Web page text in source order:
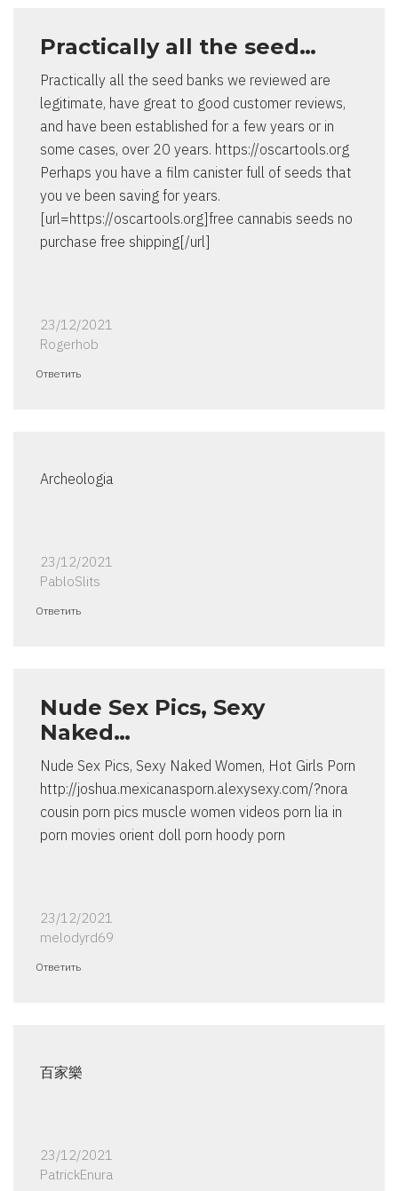
Practically all the seed…
Practically all the seed banks we reviewed are
legitimate, have great to good customer reviews,
and have been established for a few years or in
some cases, over 20 years. https://oscartools.org
Perhaps you have a film canister full of seeds that
you ve been saving for years.
[url=https://oscartools.org]free cannabis seeds no
purchase free shipping[/url]
23/12/2021
Rogerhob
Ответить
Archeologia
23/12/2021
PabloSlits
Ответить
Nude Sex Pics, Sexy
Naked…
Nude Sex Pics, Sexy Naked Women, Hot Girls Porn
http://joshua.mexicanasporn.alexysexy.com/?nora
cousin porn pics muscle women videos porn lia in
porn movies orient doll porn hoody porn
23/12/2021
melodyrd69
Ответить
百家樂
23/12/2021
PatrickEnura